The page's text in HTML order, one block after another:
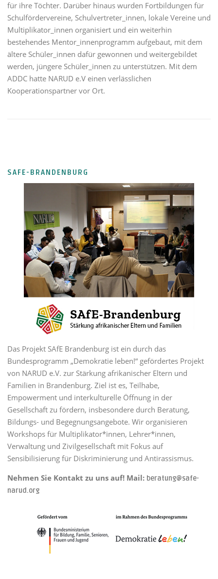
für ihre Töchter. Darüber hinaus wurden Fortbildungen für
Schulfördervereine, Schulvertreter_innen, lokale Vereine und
Multiplikator_innen organisiert und ein weiterhin
bestehendes Mentor_innenprogramm aufgebaut, mit dem
ältere Schüler_innen dafür gewonnen und weitergebildet
werden, jüngere Schüler_innen zu unterstützen. Mit dem
ADDC hatte NARUD e.V einen verlässlichen
Kooperationspartner vor Ort.
SAFE-BRANDENBURG
Das Projekt SAfE Brandenburg ist ein durch das
Bundesprogramm „Demokratie leben!“ gefördertes Projekt
von NARUD e.V. zur Stärkung afrikanischer Eltern und
Familien in Brandenburg. Ziel ist es, Teilhabe,
Empowerment und interkulturelle Öffnung in der
Gesellschaft zu fördern, insbesondere durch Beratung,
Bildungs- und Begegnungsangebote. Wir organisieren
Workshops für Multiplikator*innen, Lehrer*innen,
Verwaltung und Zivilgesellschaft mit Fokus auf
Sensibilisierung für Diskriminierung und Antirassismus.
Nehmen Sie Kontakt zu uns auf! Mail: beratung@safe-
narud.org